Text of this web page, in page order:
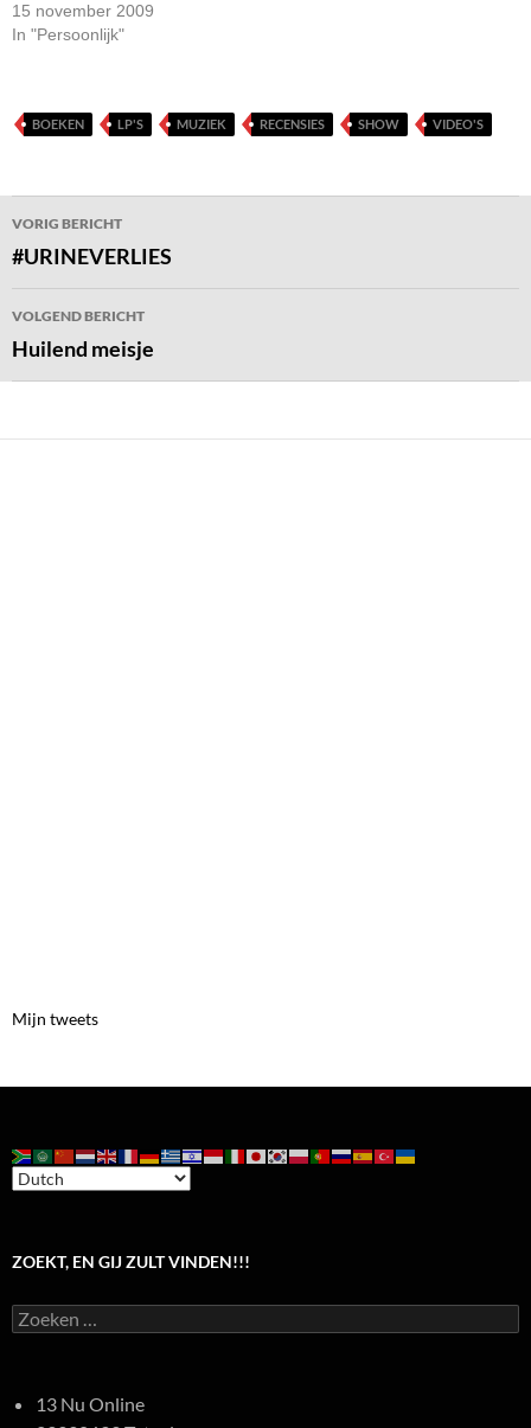
15 november 2009
In "Persoonlijk"
BOEKEN LP'S MUZIEK RECENSIES SHOW VIDEO'S
Bericht
navigatie
VORIG BERICHT
#URINEVERLIES
VOLGEND BERICHT
Huilend meisje
Mijn tweets
ZOEKT, EN GIJ ZULT VINDEN!!!
Zoeken
naar:
13 Nu Online